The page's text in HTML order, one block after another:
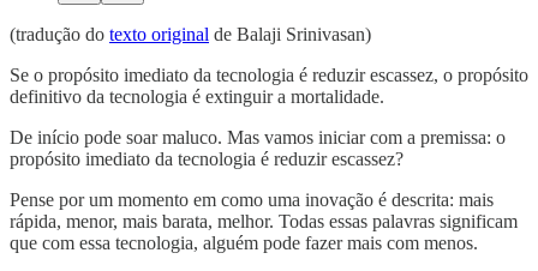
(tradução do texto original de Balaji Srinivasan)
Se o propósito imediato da tecnologia é reduzir escassez, o propósito
definitivo da tecnologia é extinguir a mortalidade.
De início pode soar maluco. Mas vamos iniciar com a premissa: o
propósito imediato da tecnologia é reduzir escassez?
Pense por um momento em como uma inovação é descrita: mais
rápida, menor, mais barata, melhor. Todas essas palavras significam
que com essa tecnologia, alguém pode fazer mais com menos.